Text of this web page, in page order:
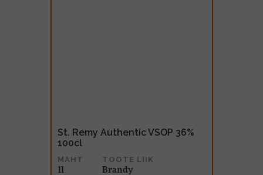
St. Remy Authentic VSOP 36%
100cl
MAHT
1l
TOOTE LIIK
Brandy